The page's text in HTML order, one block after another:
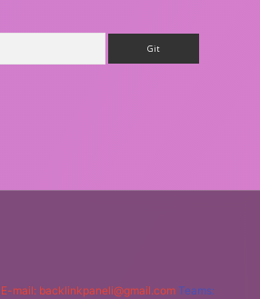
E-mail: backlinkpaneli@gmail.com Teams: